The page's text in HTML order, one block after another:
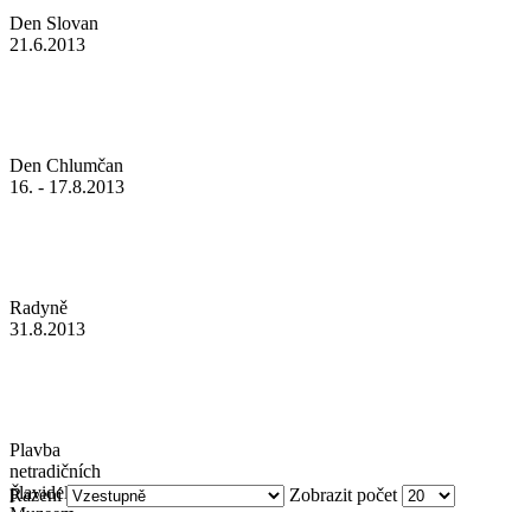
Den Slovan
21.6.2013
Den Chlumčan
16. - 17.8.2013
Radyně
31.8.2013
Plavba
netradičních
plavidel s
Řazení Zobrazit počet